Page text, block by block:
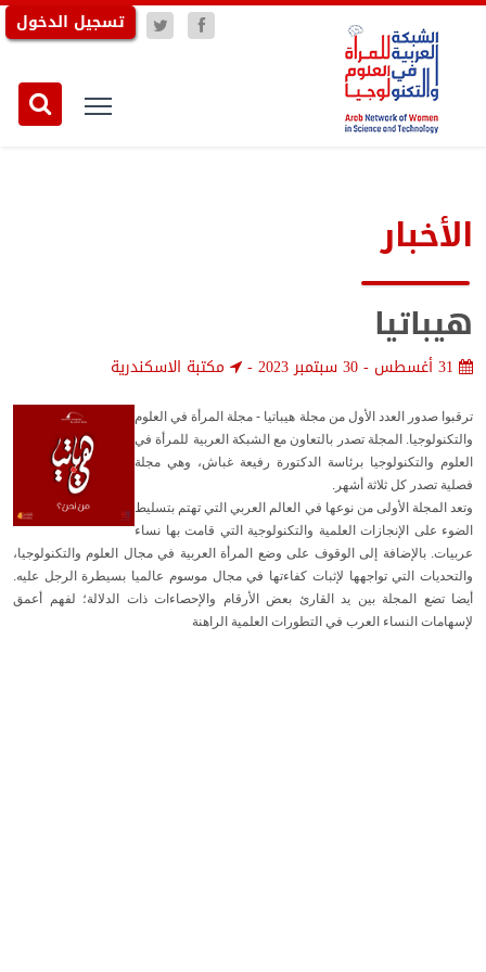
تسجيل الدخول
الأخبار
هيباتيا
- مكتبة الاسكندرية
ترقبوا صدور العدد الأول من مجلة هيباتيا - مجلة المرأة في العلوم
والتكنولوجيا. المجلة تصدر بالتعاون مع الشبكة العربية للمرأة في
العلوم والتكنولوجيا برئاسة الدكتورة رفيعة غباش، وهي مجلة
فصلية تصدر كل ثلاثة أشهر.
وتعد المجلة الأولى من نوعها في العالم العربي التي تهتم بتسليط
الضوء على الإنجازات العلمية والتكنولوجية التي قامت بها نساء
عربيات. بالإضافة إلى الوقوف على وضع المرأة العربية في مجال العلوم والتكنولوجيا،
والتحديات التي تواجهها لإثبات كفاءتها في مجال موسوم عالميا بسيطرة الرجل عليه.
أيضا تضع المجلة بين يد القارئ بعض الأرقام والإحصاءات ذات الدلالة؛ لفهم أعمق
لإسهامات النساء العرب في التطورات العلمية الراهنة